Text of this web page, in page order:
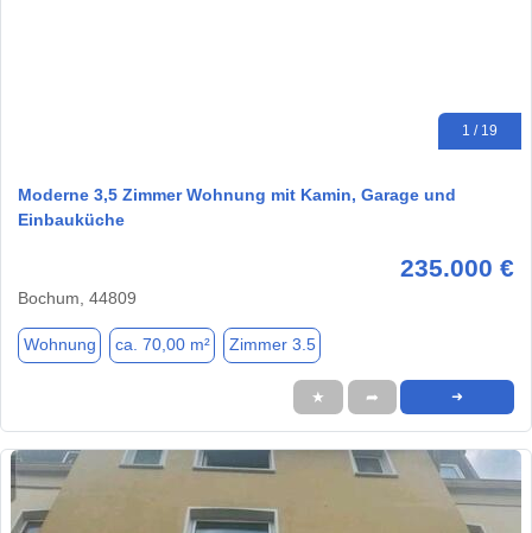
1 / 19
Moderne 3,5 Zimmer Wohnung mit Kamin, Garage und
Einbauküche
235.000 €
Bochum, 44809
Wohnung ca. 70,00 m² Zimmer 3.5
★ ➦ ➜